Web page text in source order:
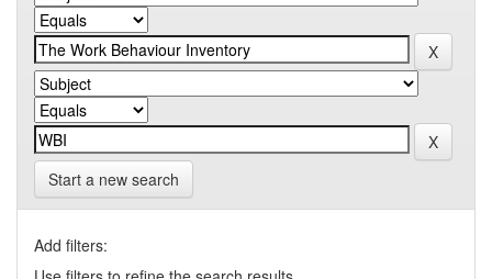
Start a new search
Add filters: